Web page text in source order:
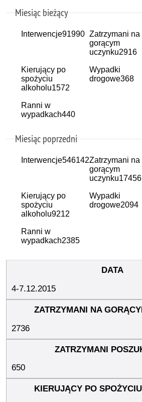
Miesiąc bieżący
Interwencje91990 Zatrzymani na
gorącym
uczynku2916
Kierujący po
spożyciu
alkoholu1572
Wypadki
drogowe368
Ranni w
wypadkach440
Miesiąc poprzedni
Interwencje546142Zatrzymani na
gorącym
uczynku17456
Kierujący po
spożyciu
alkoholu9212
Wypadki
drogowe2094
Ranni w
wypadkach2385
4-7.12.2015
2736
650